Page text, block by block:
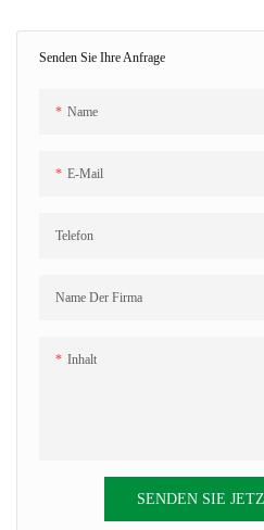
Senden Sie Ihre Anfrage
Name
E-Mail
Telefon
Name Der Firma
Inhalt
SENDEN SIE